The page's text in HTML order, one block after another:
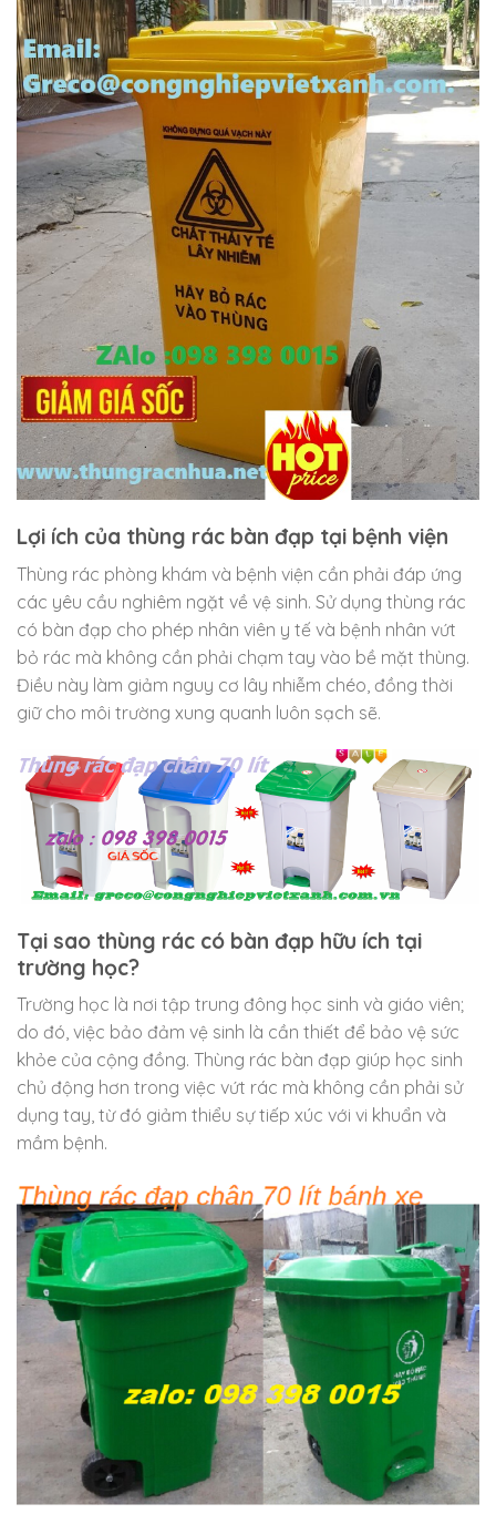
Lợi ích của thùng rác bàn đạp tại bệnh viện
Thùng rác phòng khám và bệnh viện cần phải đáp ứng
các yêu cầu nghiêm ngặt về vệ sinh. Sử dụng thùng rác
có bàn đạp cho phép nhân viên y tế và bệnh nhân vứt
bỏ rác mà không cần phải chạm tay vào bề mặt thùng.
Điều này làm giảm nguy cơ lây nhiễm chéo, đồng thời
giữ cho môi trường xung quanh luôn sạch sẽ.
Tại sao thùng rác có bàn đạp hữu ích tại
trường học?
Trường học là nơi tập trung đông học sinh và giáo viên;
do đó, việc bảo đảm vệ sinh là cần thiết để bảo vệ sức
khỏe của cộng đồng. Thùng rác bàn đạp giúp học sinh
chủ động hơn trong việc vứt rác mà không cần phải sử
dụng tay, từ đó giảm thiểu sự tiếp xúc với vi khuẩn và
mầm bệnh.